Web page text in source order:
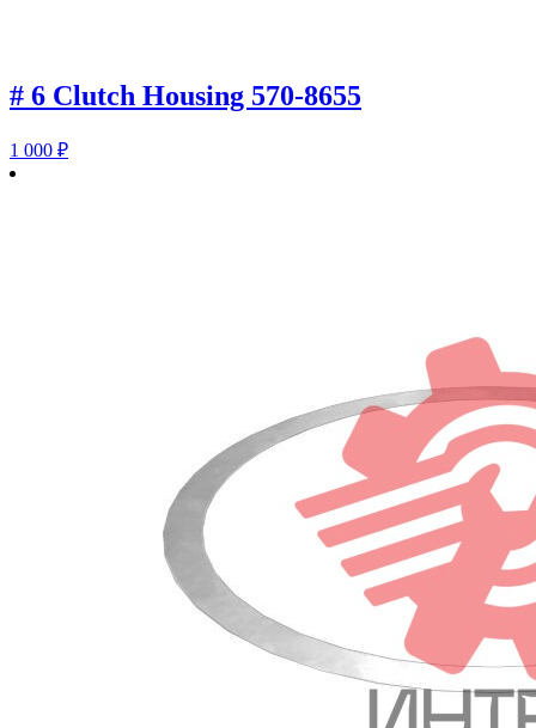
# 6 Clutch Housing 570-8655
1 000 ₽